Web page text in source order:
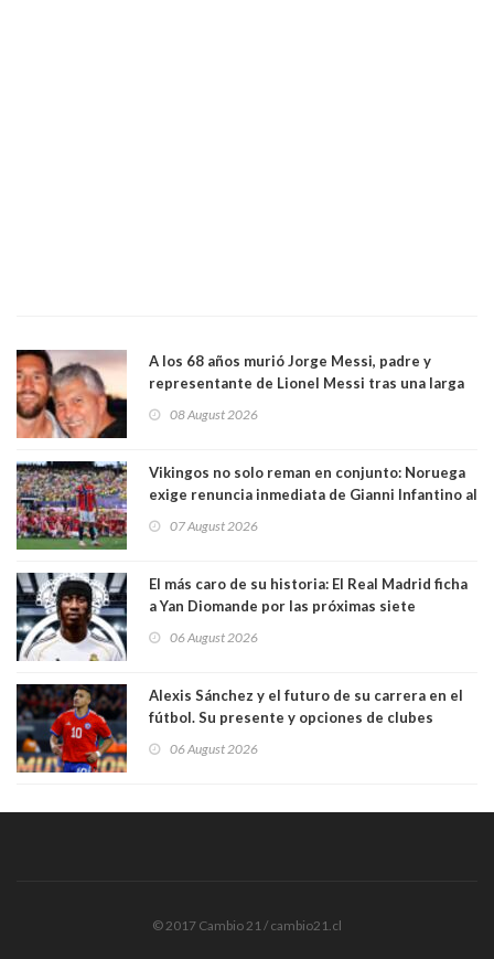
A los 68 años murió Jorge Messi, padre y
representante de Lionel Messi tras una larga
08 August 2026
Vikingos no solo reman en conjunto: Noruega
exige renuncia inmediata de Gianni Infantino al
07 August 2026
El más caro de su historia: El Real Madrid ficha
a Yan Diomande por las próximas siete
06 August 2026
Alexis Sánchez y el futuro de su carrera en el
fútbol. Su presente y opciones de clubes
06 August 2026
© 2017 Cambio 21 / cambio21.cl